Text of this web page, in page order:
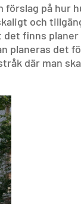
på hur
och
det finns
planeras det
där man